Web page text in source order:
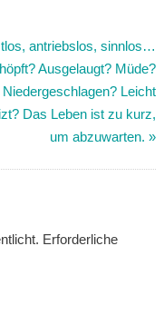
antriebslos, sinnlos…
Ausgelaugt? Müde?
Niedergeschlagen? Leicht
Das Leben ist zu kurz,
um abzuwarten. »
Erforderliche